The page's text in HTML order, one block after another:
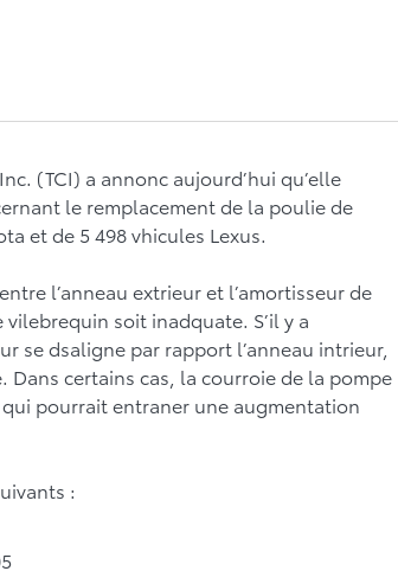
(TCI) a annonc aujourd’hui qu’elle
le remplacement de la poulie de
et de 5 498 vhicules Lexus.
l’anneau extrieur et l’amortisseur de
soit inadquate. S’il y a
se dsaligne par rapport l’anneau intrieur,
certains cas, la courroie de la pompe
pourrait entraner une augmentation
: